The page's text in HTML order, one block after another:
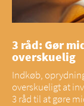
3 råd: Gør
overskuelig
Indkøb,
overskueligt at
3 råd til at gøre